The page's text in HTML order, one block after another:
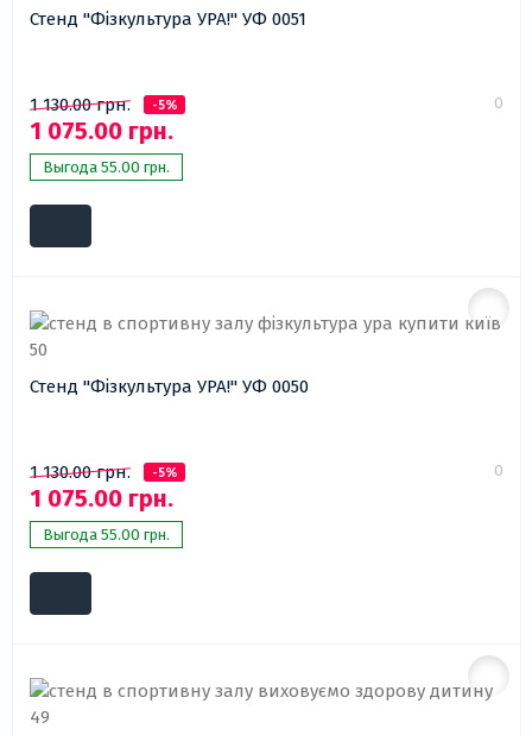
Стенд "Фізкультура УРА!" УФ 0051
1 130.00 грн. -5%
1 075.00 грн.
Выгода 55.00 грн.
0
Стенд "Фізкультура УРА!" УФ 0050
1 130.00 грн. -5%
1 075.00 грн.
Выгода 55.00 грн.
0